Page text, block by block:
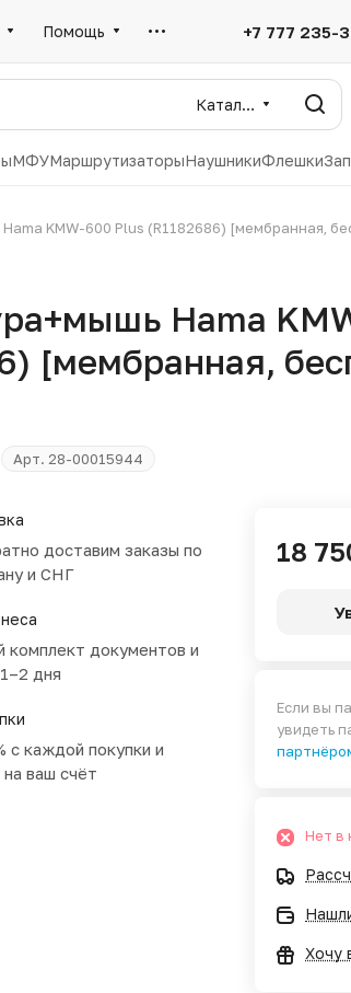
Помощь +7 777 235-
Каталог
МФУМаршрутизаторыНаушникиФлешки
KMW-600 Plus (R1182686) [мембранная,
Hama
[мембранная,
Арт. 28-00015944
доставим заказы по
и СНГ
комплект документов и
дня
с каждой покупки и
ваш счёт
18
Если вы
увидеть
Нет в
Хочу